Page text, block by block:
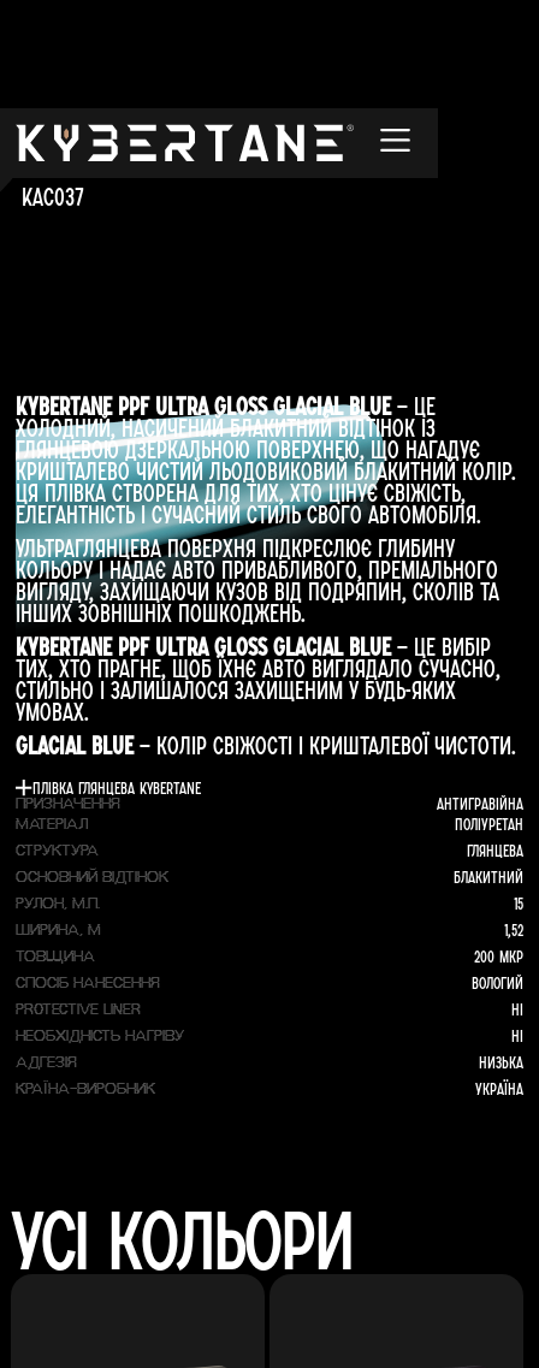
Glacial Blue
KAC037
Kybertane PPF Ultra Gloss Glacial Blue— це
холодний, насичений блакитний відтінок із
глянцевою дзеркальною поверхнею, що нагадує
кришталево чистий льодовиковий блакитний колір.
Ця плівка створена для тих, хто цінує свіжість,
елегантність і сучасний стиль свого автомобіля.
Ультраглянцева поверхня підкреслює глибину
кольору і надає авто привабливого, преміального
вигляду, захищаючи кузов від подряпин, сколів та
інших зовнішніх пошкоджень.
Kybertane PPF Ultra Gloss Glacial Blue— це вибір
тих, хто прагне, щоб їхнє авто виглядало сучасно,
стильно і залишалося захищеним у будь-яких
умовах.
Glacial Blue— колір свіжості і кришталевої чистоти.
Плівка глянцева Kybertane
ПРИЗНАЧЕННЯ Антигравійна
МАТЕРІАЛ Поліуретан
СТРУКТУРА Глянцева
ОСНОВНИЙ ВІДТІНОК Блакитний
РУЛОН, М.П. 15
ШИРИНА, М 1,52
ТОВЩИНА 200 мкр
СПОСІБ НАНЕСЕННЯ Вологий
PROTECTIVE LINER Ні
НЕОБХІДНІСТЬ НАГРІВУ Ні
АДГЕЗІЯ Низька
КРАЇНА-ВИРОБНИК Україна
Усі кольори